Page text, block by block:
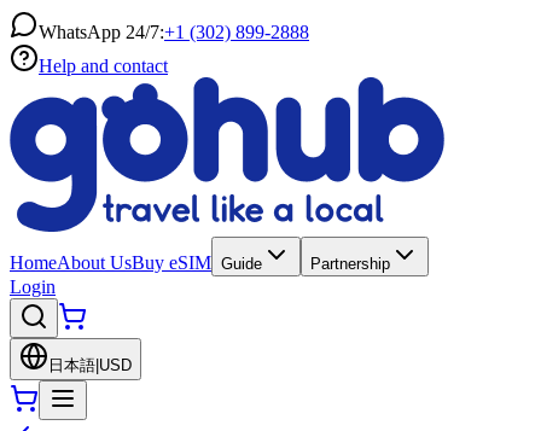
WhatsApp 24/7:+1 (302) 899-2888
Help and contact
HomeAbout UsBuy eSIM Guide Partnership
Login
日本語 USD